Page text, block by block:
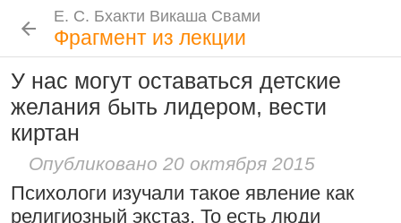
Е. С. Бхакти Викаша Свами
Лекции
Новые История Популярные
Рука в мешочке с чётками более
важна, чем шнур на плече
16 ноября 2008
Намаккал, Тамил Наду,
Индия
Е. С. Бхакти Викаша Свами
Фрагмент из лекции
У нас могут оставаться детские
желания быть лидером, вести
киртан
Опубликовано 20 октября 2015
Психологи изучали такое явление как
религиозный экстаз. То есть люди
Е. С. Бхакти Викаша Свами
Цитаты Шрилы Прабхупады
Проповеднические принципы, данные
Шри Чайтаньей Махапрабху
Е. С. Бхакти Викаша Свами
Фотоальбом
Шрила Прабхупада
Биография | Книги|Цитаты
Лекции и беседы|Подношения
Бхакти Викаша Свами
Биография
Скачать все лекции|
Подношения учеников
Инициация